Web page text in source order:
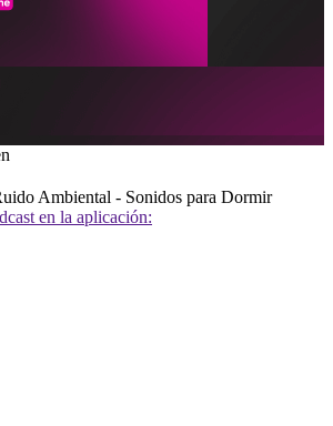
Ambiental - Sonidos para Dormir
en la aplicación: